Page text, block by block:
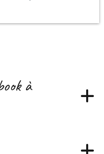
à
qui reprend